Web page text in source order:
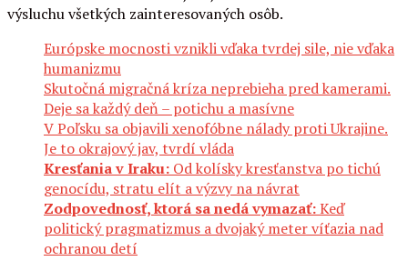
výsluchu všetkých zainteresovaných osôb.
Európske mocnosti vznikli vďaka tvrdej sile, nie vďaka
humanizmu
Skutočná migračná kríza neprebieha pred kamerami.
Deje sa každý deň – potichu a masívne
V Poľsku sa objavili xenofóbne nálady proti Ukrajine.
Je to okrajový jav, tvrdí vláda
Kresťania v Iraku: Od kolísky kresťanstva po tichú
genocídu, stratu elít a výzvy na návrat
Zodpovednosť, ktorá sa nedá vymazať:Keď
politický pragmatizmus a dvojaký meter víťazia nad
ochranou detí